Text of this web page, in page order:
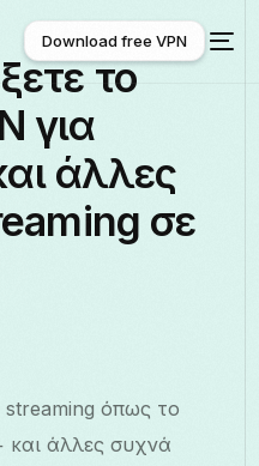
VPN
Download free VPN
το
για
άλλες
σε
όπως το
και άλλες συχνά